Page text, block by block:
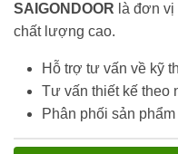
SAIGONDOOR là đơn
chất lượng cao.
Hỗ trợ tư vấn về kỹ
Tư vấn thiết kế theo
Phân phối sản